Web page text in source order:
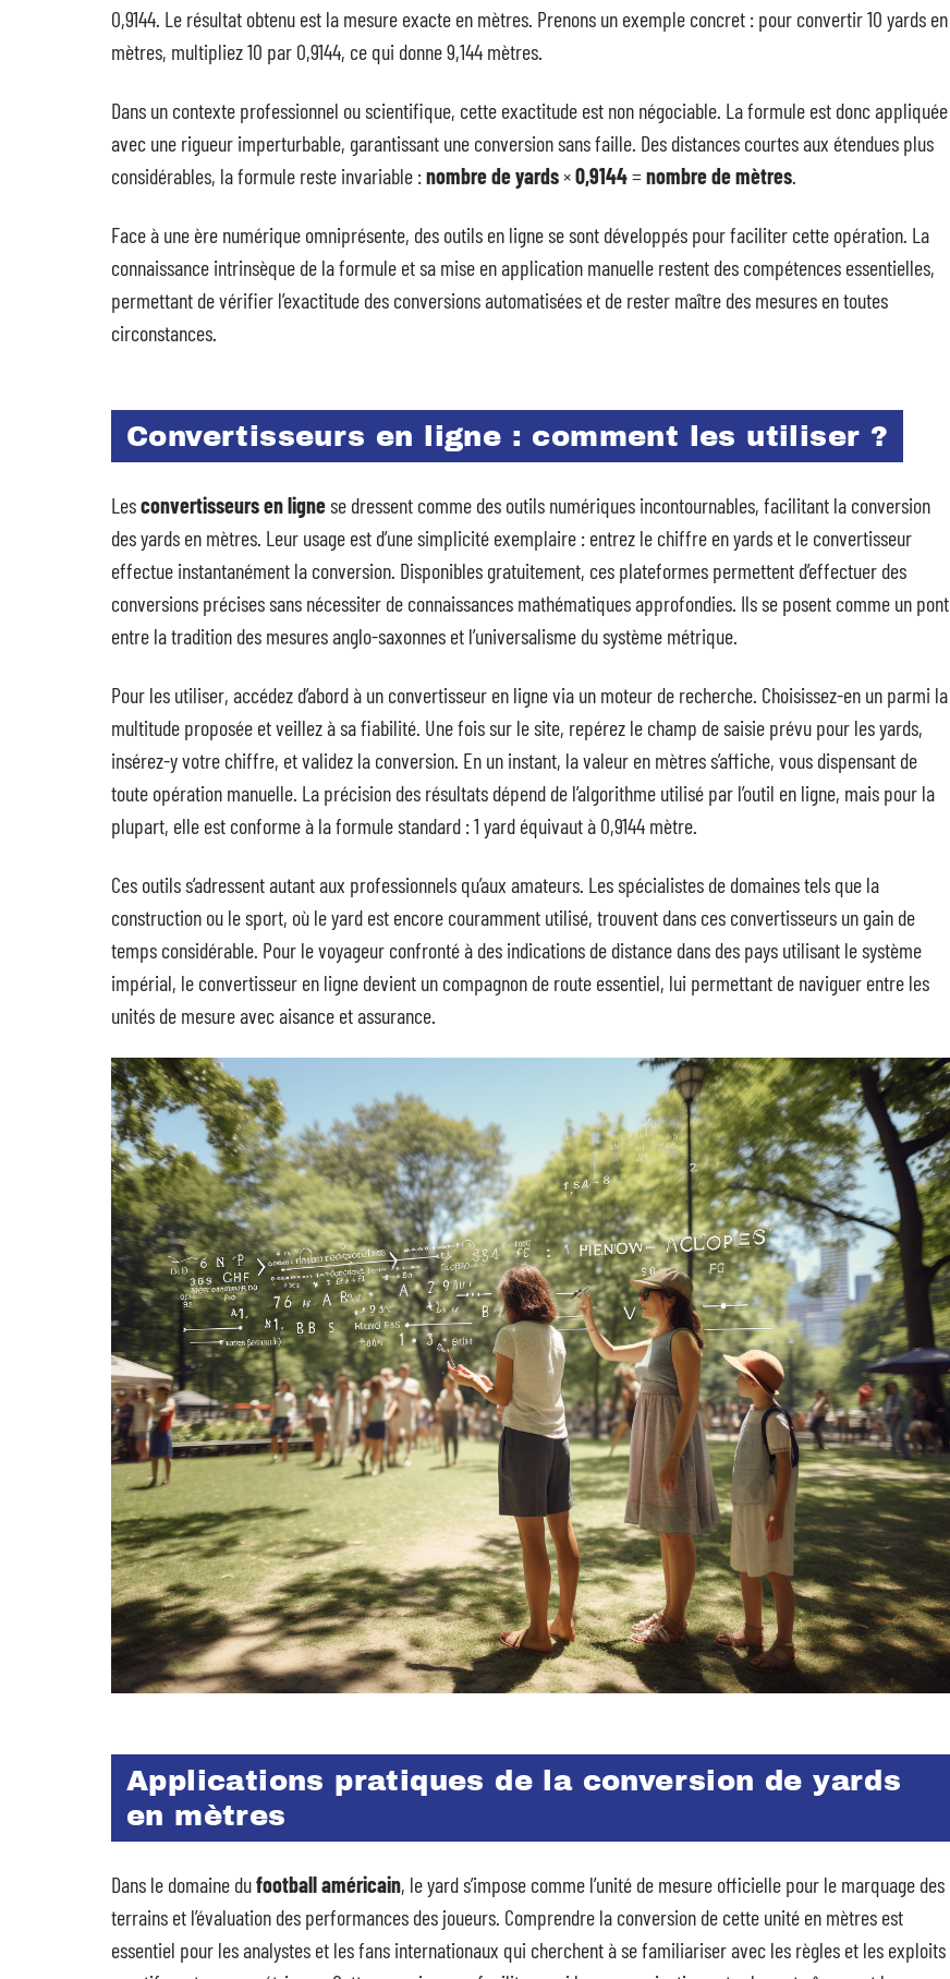
0,9144. Le résultat obtenu est la mesure exacte en mètres. Prenons un exemple concret : pour convertir 10 yards en
mètres, multipliez 10 par 0,9144, ce qui donne 9,144 mètres.
Dans un contexte professionnel ou scientifique, cette exactitude est non négociable. La formule est donc appliquée
avec une rigueur imperturbable, garantissant une conversion sans faille. Des distances courtes aux étendues plus
considérables, la formule reste invariable :nombre de yards×0,9144=nombre de mètres.
Face à une ère numérique omniprésente, des outils en ligne se sont développés pour faciliter cette opération. La
connaissance intrinsèque de la formule et sa mise en application manuelle restent des compétences essentielles,
permettant de vérifier l’exactitude des conversions automatisées et de rester maître des mesures en toutes
circonstances.
Convertisseurs en ligne : comment les utiliser ?
Lesconvertisseurs en lignese dressent comme des outils numériques incontournables, facilitant la conversion
des yards en mètres. Leur usage est d’une simplicité exemplaire : entrez le chiffre en yards et le convertisseur
effectue instantanément la conversion. Disponibles gratuitement, ces plateformes permettent d’effectuer des
conversions précises sans nécessiter de connaissances mathématiques approfondies. Ils se posent comme un pont
entre la tradition des mesures anglo-saxonnes et l’universalisme du système métrique.
Pour les utiliser, accédez d’abord à un convertisseur en ligne via un moteur de recherche. Choisissez-en un parmi la
multitude proposée et veillez à sa fiabilité. Une fois sur le site, repérez le champ de saisie prévu pour les yards,
insérez-y votre chiffre, et validez la conversion. En un instant, la valeur en mètres s’affiche, vous dispensant de
toute opération manuelle. La précision des résultats dépend de l’algorithme utilisé par l’outil en ligne, mais pour la
plupart, elle est conforme à la formule standard : 1 yard équivaut à 0,9144 mètre.
Ces outils s’adressent autant aux professionnels qu’aux amateurs. Les spécialistes de domaines tels que la
construction ou le sport, où le yard est encore couramment utilisé, trouvent dans ces convertisseurs un gain de
temps considérable. Pour le voyageur confronté à des indications de distance dans des pays utilisant le système
impérial, le convertisseur en ligne devient un compagnon de route essentiel, lui permettant de naviguer entre les
unités de mesure avec aisance et assurance.
Applications pratiques de la conversion de yards
en mètres
Dans le domaine dufootball américain, le yard s’impose comme l’unité de mesure officielle pour le marquage des
terrains et l’évaluation des performances des joueurs. Comprendre la conversion de cette unité en mètres est
essentiel pour les analystes et les fans internationaux qui cherchent à se familiariser avec les règles et les exploits